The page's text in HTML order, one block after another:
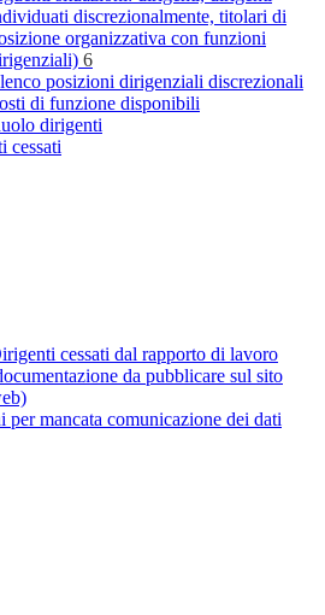
discrezionalmente, titolari di
organizzativa con funzioni
6
posizioni dirigenziali discrezionali
di funzione disponibili
dirigenti
cessati
cessati dal rapporto di lavoro
da pubblicare sul sito
per mancata comunicazione dei dati